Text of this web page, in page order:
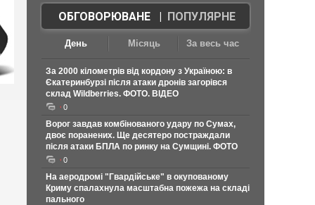
ОБГОВОРЮВАНЕ| ПОПУЛЯРНЕ
День Місяць За весь час
За 2000 кілометрів від кордону з Україною: в
Єкатеринбурзі після атаки дронів загорівся
склад Wildberries. ФОТО. ВІДЕО
0
Ворог завдав комбінованого удару по Сумах,
двоє поранених. Ще десятеро постраждали
після атаки БПЛА по ринку на Сумщині. ФОТО
0
На аеродромі "Гвардійське" в окупованому
Криму спалахнула масштабна пожежа на складі
пального